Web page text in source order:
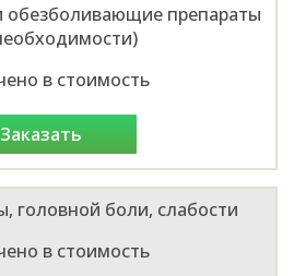
обезболивающие препараты
в стоимость
заказать
головной боли, слабости
в стоимость